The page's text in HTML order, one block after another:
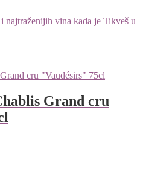
najtraženijih vina kada je Tikveš u
Grand cru